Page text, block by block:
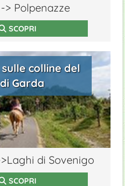
> Polpenazze
SCOPRI
colline del
Garda
di Sovenigo
SCOPRI